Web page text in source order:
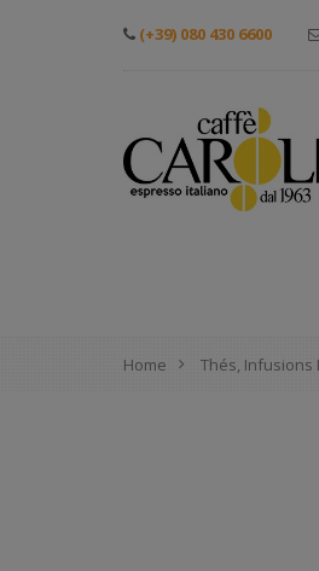
(+39) 080 430 6600
Home Thés, Infusions